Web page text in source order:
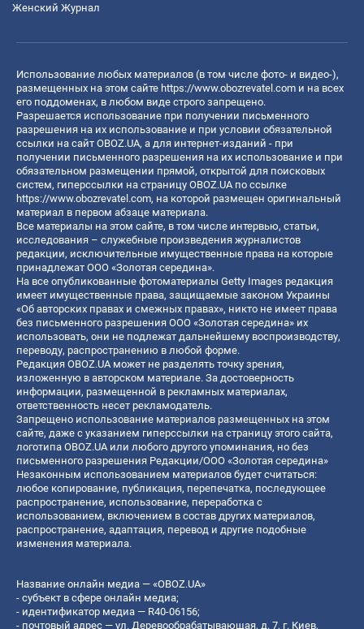
Женский Журнал
Использование любых материалов (в том числе фото- и видео-),
размещенных на этом сайте https://www.obozrevatel.com и на всех
его поддоменах, в любом виде строго запрещено.
Разрешается использование при получении письменного
разрешения на их использование и при условии обязательной
ссылки на сайт OBOZ.UA, а для интернет-изданий - при
получении письменного разрешения на их использование и при
обязательном размещении прямой, открытой для поисковых
систем, гиперссылки на страницу OBOZ.UA по ссылке
https://www.obozrevatel.com, на которой размещен оригинальный
материал в первом абзаце материала.
Все материалы на этом сайте, в том числе интервью, статьи,
исследования – служебные произведения журналистов
редакции, исключительные имущественные права на которые
принадлежат ООО «Золотая середина».
На все опубликованные фотоматериалы Getty Images редакция
имеет имущественные права, защищаемые законом Украины
«Об авторских правах и смежных правах», никто не имеет права
без письменного разрешения ООО «Золотая середина» их
использовать, они не подлежат дальнейшему воспроизводству,
переводу, распространению в любой форме.
Редакция OBOZ.UA может не разделять точку зрения,
изложенную в авторском материале. За достоверность
информации, размещенной в рекламных материалах,
ответственность несет рекламодатель.
Запрещено использование материалов размещенных на этом
сайте, даже с указанием гиперссылки на страницу этого сайта,
логотипа OBOZ.UA или любого другого упоминания, но без
письменного разрешения Редакции/ООО «Золотая середина»
Незаконным использованием материалов будет считаться:
любое копирование, публикация, перепечатка, последующее
распространение, использование, переработка с
использованием, включением в состав других материалов,
распространение, адаптация, перевод и другие подобные
изменения материала.
Название онлайн медиа — «OBOZ.UA»
- субъект в сфере онлайн медиа;
- идентификатор медиа — R40-06156;
- почтовый адрес — ул. Деревообрабатывающая, д. 7, г. Киев,